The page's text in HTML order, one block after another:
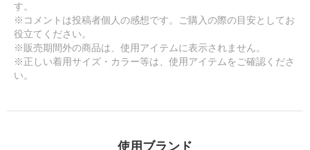
す。
※コメントは投稿者個人の感想です。ご購入の際の目安としてお
役立てください。
※販売期間外の商品は、使用アイテムに表示されません。
※正しい着用サイズ・カラー等は、使用アイテムをご確認くださ
い。
使用ブランド